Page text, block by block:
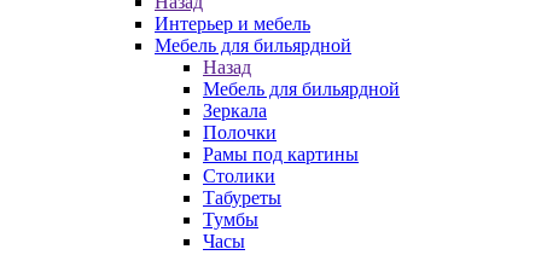
Интерьер и мебель
Мебель для бильярдной
Назад
Мебель для бильярдной
Зеркала
Полочки
Рамы под картины
Столики
Табуреты
Тумбы
Часы